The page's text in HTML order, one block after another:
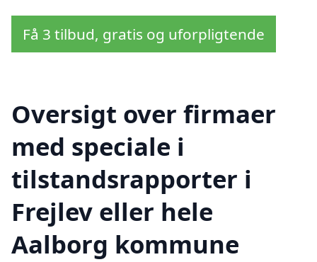
Få 3 tilbud, gratis og uforpligtende
Oversigt over firmaer
med speciale i
tilstandsrapporter i
Frejlev eller hele
Aalborg kommune